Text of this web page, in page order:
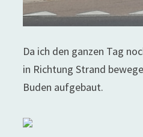
Da ich den ganzen Tag
in Richtung Strand
Buden aufgebaut.